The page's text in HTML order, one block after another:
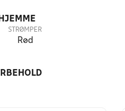
STRØMPER
Rød